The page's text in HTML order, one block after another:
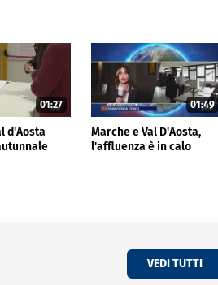
01:27
d'Aosta
01:49
Marche e Val D'Aosta,
l'affluenza è in calo
VEDI TUTTI